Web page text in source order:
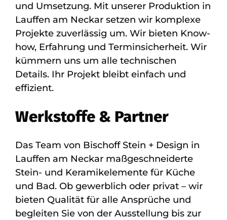
und Umsetzung. Mit unserer Produktion in
Lauffen am Neckar setzen wir komplexe
Projekte zuverlässig um. Wir bieten Know-
how, Erfahrung und Terminsicherheit. Wir
kümmern uns um alle technischen
Details. Ihr Projekt bleibt einfach und
effizient.
Werkstoffe & Partner
Das Team von Bischoff Stein + Design in
Lauffen am Neckar maßgeschneiderte
Stein- und Keramikelemente für Küche
und Bad. Ob gewerblich oder privat – wir
bieten Qualität für alle Ansprüche und
begleiten Sie von der Ausstellung bis zur